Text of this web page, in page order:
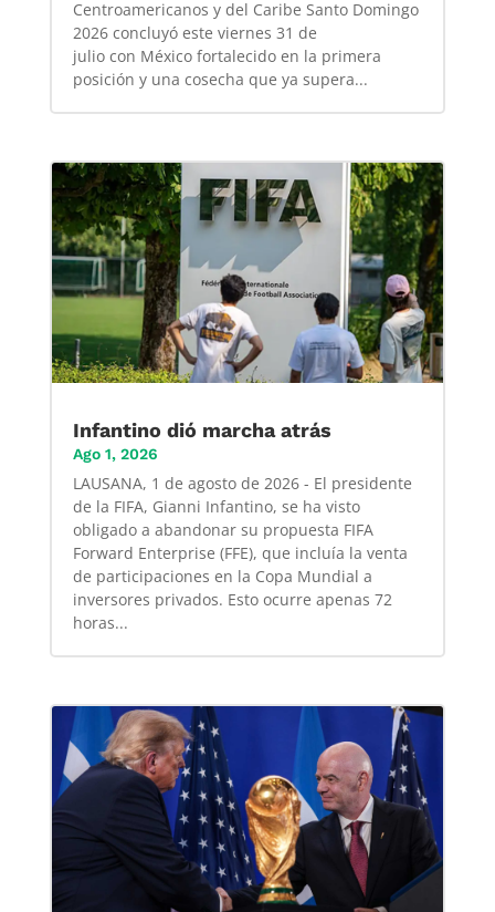
Centroamericanos y del Caribe Santo Domingo
2026 concluyó este viernes 31 de
julio con México fortalecido en la primera
posición y una cosecha que ya supera...
Infantino dió marcha atrás
Ago 1, 2026
LAUSANA, 1 de agosto de 2026 - El presidente
de la FIFA, Gianni Infantino, se ha visto
obligado a abandonar su propuesta FIFA
Forward Enterprise (FFE), que incluía la venta
de participaciones en la Copa Mundial a
inversores privados. Esto ocurre apenas 72
horas...